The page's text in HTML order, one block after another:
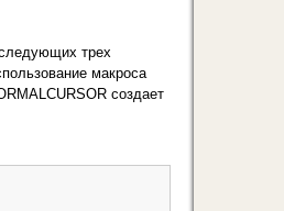
трех
макроса
создает